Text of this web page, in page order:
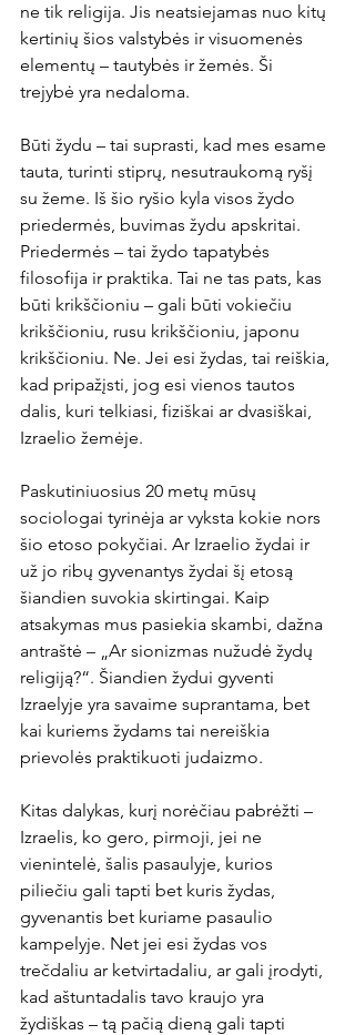
ne tik religija. Jis neatsiejamas nuo kitų
kertinių šios valstybės ir visuomenės
elementų – tautybės ir žemės. Ši
trejybė yra nedaloma.
Būti žydu – tai suprasti, kad mes esame
tauta, turinti stiprų, nesutraukomą ryšį
su žeme. Iš šio ryšio kyla visos žydo
priedermės, buvimas žydu apskritai.
Priedermės – tai žydo tapatybės
filosofija ir praktika. Tai ne tas pats, kas
būti krikščioniu – gali būti vokiečiu
krikščioniu, rusu krikščioniu, japonu
krikščioniu. Ne. Jei esi žydas, tai reiškia,
kad pripažįsti, jog esi vienos tautos
dalis, kuri telkiasi, fiziškai ar dvasiškai,
Izraelio žemėje.
Paskutiniuosius 20 metų mūsų
sociologai tyrinėja ar vyksta kokie nors
šio etoso pokyčiai. Ar Izraelio žydai ir
už jo ribų gyvenantys žydai šį etosą
šiandien suvokia skirtingai. Kaip
atsakymas mus pasiekia skambi, dažna
antraštė – „Ar sionizmas nužudė žydų
religiją?“. Šiandien žydui gyventi
Izraelyje yra savaime suprantama, bet
kai kuriems žydams tai nereiškia
prievolės praktikuoti judaizmo.
Kitas dalykas, kurį norėčiau pabrėžti –
Izraelis, ko gero, pirmoji, jei ne
vienintelė, šalis pasaulyje, kurios
piliečiu gali tapti bet kuris žydas,
gyvenantis bet kuriame pasaulio
kampelyje. Net jei esi žydas vos
trečdaliu ar ketvirtadaliu, ar gali įrodyti,
kad aštuntadalis tavo kraujo yra
žydiškas – tą pačią dieną gali tapti